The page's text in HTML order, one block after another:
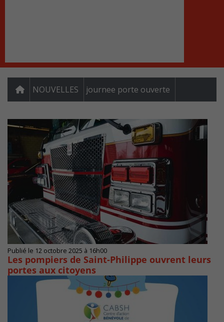
NOUVELLES journee porte ouverte
Publié le 12 octobre 2025 à 16h00
Les pompiers de Saint-Philippe ouvrent leurs
portes aux citoyens